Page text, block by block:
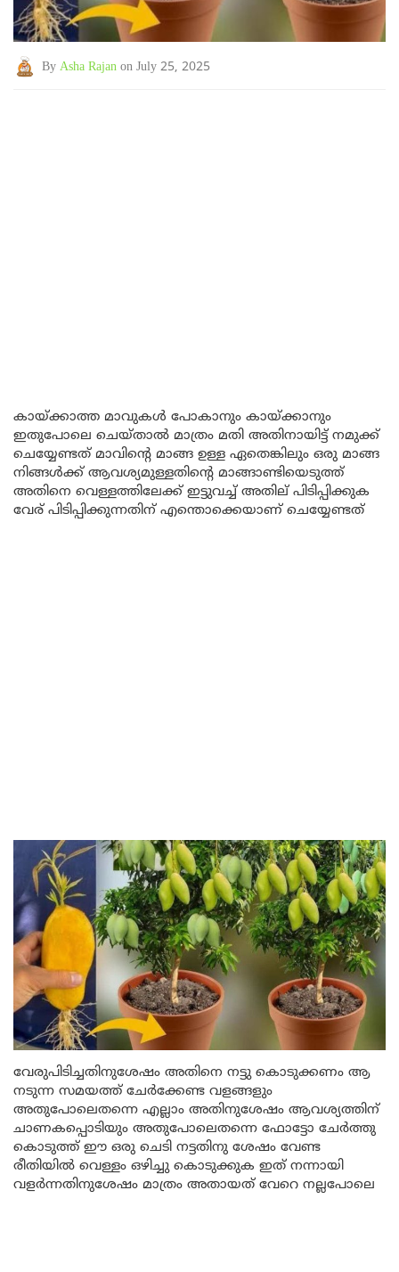
By Asha Rajan on July 25, 2025
കായ്ക്കാത്ത മാവുകൾ പോകാനും കായ്ക്കാനും
ഇതുപോലെ ചെയ്താൽ മാത്രം മതി അതിനായിട്ട് നമുക്ക്
ചെയ്യേണ്ടത് മാവിന്റെ മാങ്ങ ഉള്ള ഏതെങ്കിലും ഒരു മാങ്ങ
നിങ്ങൾക്ക് ആവശ്യമുള്ളതിന്റെ മാങ്ങാണ്ടിയെടുത്ത്
അതിനെ വെള്ളത്തിലേക്ക് ഇട്ടുവച്ച് അതില് പിടിപ്പിക്കുക
വേര് പിടിപ്പിക്കുന്നതിന് എന്തൊക്കെയാണ് ചെയ്യേണ്ടത്
വേരുപിടിച്ചതിനുശേഷം അതിനെ നട്ടു കൊടുക്കണം ആ
നടുന്ന സമയത്ത് ചേർക്കേണ്ട വളങ്ങളും
അതുപോലെതന്നെ എല്ലാം അതിനുശേഷം ആവശ്യത്തിന്
ചാണകപ്പൊടിയും അതുപോലെതന്നെ ഫോട്ടോ ചേർത്തു
കൊടുത്ത് ഈ ഒരു ചെടി നട്ടതിനു ശേഷം വേണ്ട
രീതിയിൽ വെള്ളം ഒഴിച്ചു കൊടുക്കുക ഇത് നന്നായി
വളർന്നതിനുശേഷം മാത്രം അതായത് വേറെ നല്ലപോലെ